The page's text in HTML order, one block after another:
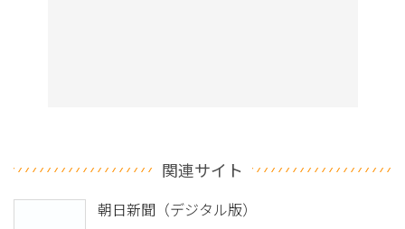
関連サイト
朝日新聞（デジタル版）